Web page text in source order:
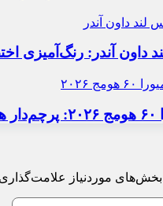
بخش‌های موردنیاز